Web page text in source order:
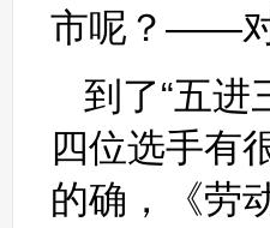
市呢？——对
到了“五进
四位选手有
的确，《劳